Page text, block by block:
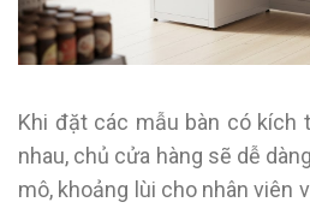
Khi đặt các mẫu bàn có kích
nhau, chủ cửa hàng sẽ dễ
mô, khoảng lùi cho nhân viên